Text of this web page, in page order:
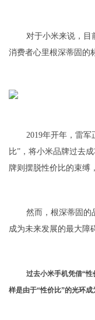
对于小米来说，目
消费者心里根深蒂固的
2019年开年，雷
比”，将小米品牌过去
牌则摆脱性价比的束缚
然而，根深蒂固的
成为未来发展的最大障
过去小米手机凭借“
样是由于“性价比”的光环成